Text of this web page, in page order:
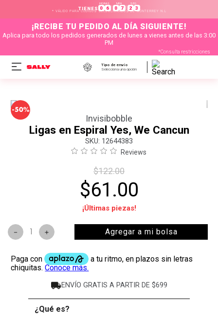
TIENES
HORAS
0 6 :
MIN
0 7 :
SEG
2 3
* VÁLIDO PARA CÓDIGOS SELECCIONADOS DE MONTERREY N.L
¡RECIBE TU PEDIDO AL DÍA SIGUIENTE!
Aplica para todo los pedidos generados de lunes a vienes antes de las 3:00
PM
*Consulta restricciones
Tipo de envío
Selecciona una opción
-50%
Invisibobble
Ligas en Espiral Yes, We Cancun
: 12644383
Reviews
$122.00
$61 .00
¡Últimas piezas!
＋
－ Agregar a mi bolsa
ENVÍO GRATIS A PARTIR DE $699
¿Qué es?